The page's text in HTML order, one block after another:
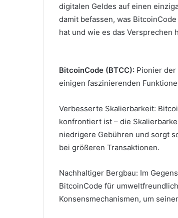
digitalen Geldes auf einen
damit befassen, was
hat und wie es das Versprechen
BitcoinCode (BTCC): Pionier
einigen faszinierenden
Verbesserte Skalierbarkeit:
konfrontiert ist – die
niedrigere Gebühren und sorgt
bei größeren Transaktionen.
Nachhaltiger Bergbau: Im
BitcoinCode für
Konsensmechanismen, um